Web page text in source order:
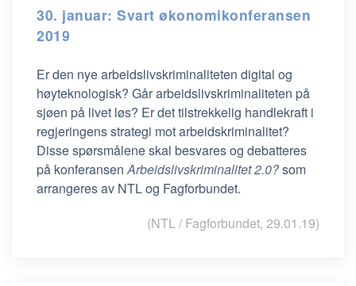
30. januar: Svart økonomikonferansen
2019
Er den nye arbeidslivskriminaliteten digital og
høyteknologisk? Går arbeidslivskriminaliteten på
sjøen på livet løs? Er det tilstrekkelig handlekraft i
regjeringens strategi mot arbeidskriminalitet?
Disse spørsmålene skal besvares og debatteres
på konferansenArbeidslivskriminalitet 2.0?som
arrangeres av NTL og Fagforbundet.
(NTL / Fagforbundet, 29.01.19)